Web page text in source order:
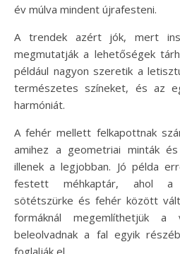
év múlva mindent újrafesteni.
A trendek azért jók, mert
megmutatják a lehetőségek
például nagyon szeretik a
természetes színeket, és az
harmóniát.
A fehér mellett felkapottnak
amihez a geometriai minták
illenek a legjobban. Jó példa
festett méhkaptár, ahol a
sötétszürke és fehér között
formáknál megemlíthetjük a
beleolvadnak a fal egyik
foglalják el.